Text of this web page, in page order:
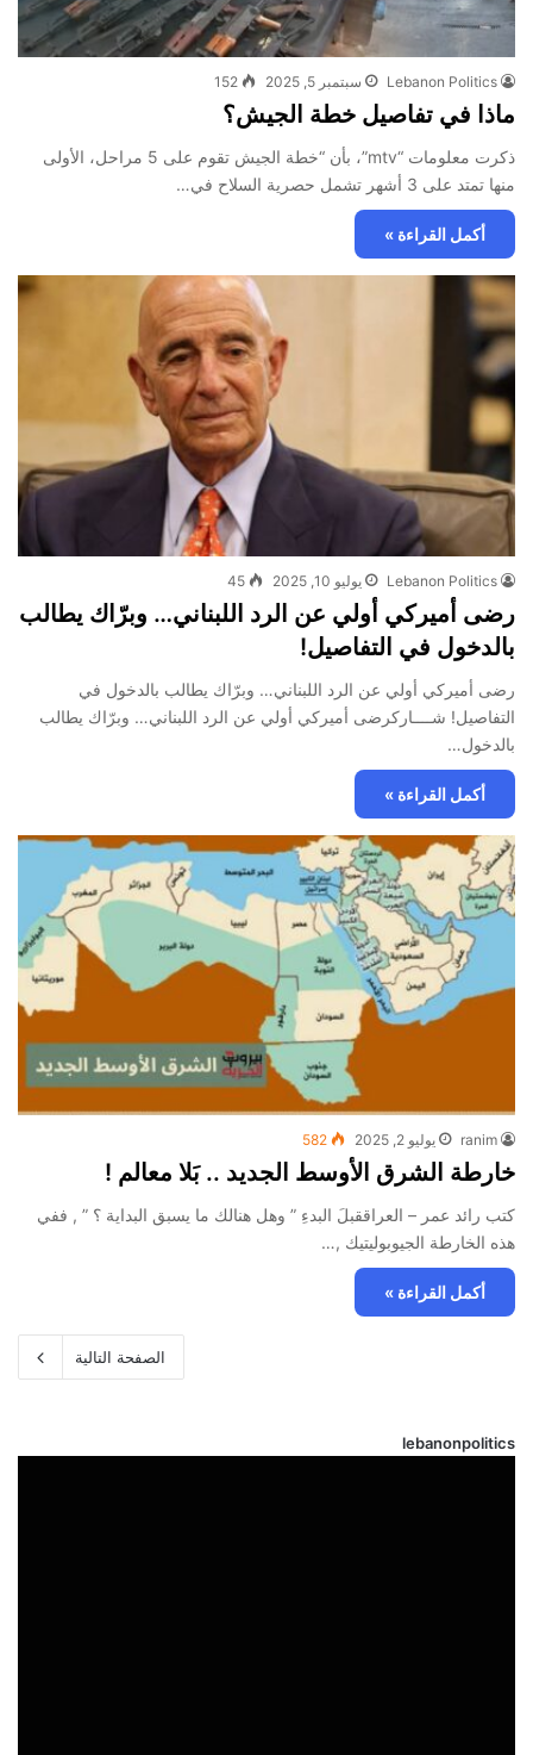
Lebanon Politics سبتمبر 5, 2025 152
ماذا في تفاصيل خطة الجيش؟
ذكرت معلومات “mtv”، بأن “خطة الجيش تقوم على 5 مراحل، الأولى
منها تمتد على 3 أشهر تشمل حصرية السلاح في…
أكمل القراءة »
Lebanon Politics يوليو 10, 2025 45
رضى أميركي أولي عن الرد اللبناني… وبرّاك يطالب
بالدخول في التفاصيل!
رضى أميركي أولي عن الرد اللبناني… وبرّاك يطالب بالدخول في
التفاصيل! شــــاركرضى أميركي أولي عن الرد اللبناني… وبرّاك يطالب
بالدخول…
أكمل القراءة »
ranim يوليو 2, 2025 582
خارطة الشرق الأوسط الجديد .. بَلا معالم !
كتب رائد عمر – العراققبلَ البدءِ ” وهل هنالك ما يسبق البداية ؟ ” , ففي
هذه الخارطة الجيوبوليتيك ,…
أكمل القراءة »
الصفحة التالية
lebanonpolitics